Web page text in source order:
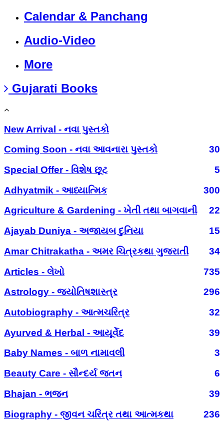
Calendar & Panchang
Audio-Video
More
Gujarati Books
New Arrival - નવા પુસ્તકો
Coming Soon - નવા આવનારા પુસ્તકો
30
Special Offer - વિશેષ છૂટ
5
Adhyatmik - આધ્યાત્મિક
300
Agriculture & Gardening - ખેતી તથા બાગવાની
22
Ajayab Duniya - અજાયબ દુનિયા
15
Amar Chitrakatha - અમર ચિત્રકથા ગુજરાતી
34
Articles - લેખો
735
Astrology - જ્યોતિષશાસ્ત્ર
296
Autobiography - આત્મચરિત્ર
32
Ayurved & Herbal - આયૂર્વેદ
39
Baby Names - બાળ નામાવલી
3
Beauty Care - સૌન્દર્ય જતન
6
Bhajan - ભજન
39
Biography - જીવન ચરિત્ર તથા આત્મકથા
236